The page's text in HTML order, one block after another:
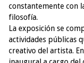
constantemente con
filosofía.
La exposición se
actividades públicas
creativo del artista.